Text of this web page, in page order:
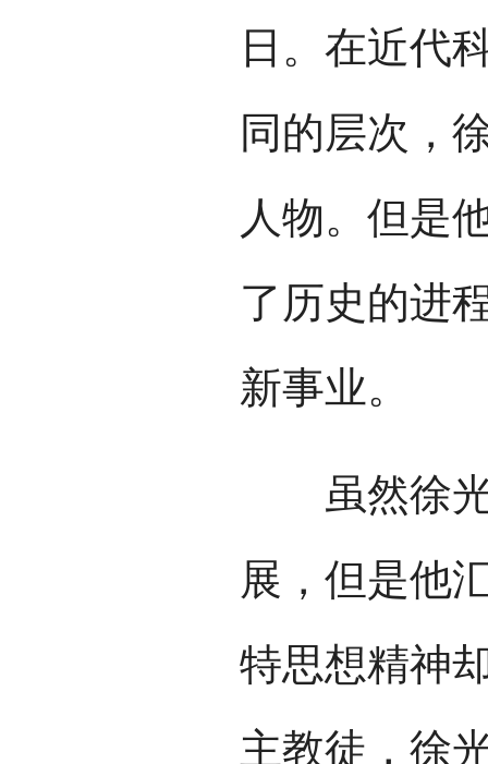
日。在近代
同的层次，
人物。但是
了历史的进
新事业。
虽然徐光
展，但是他
特思想精神
主教徒，徐